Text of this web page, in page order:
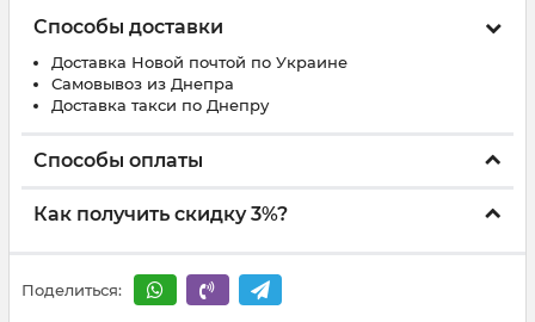
Способы доставки
Доставка Новой почтой по Украине
Самовывоз из Днепра
Доставка такси по Днепру
Способы оплаты
Как получить скидку 3%?
Поделиться: